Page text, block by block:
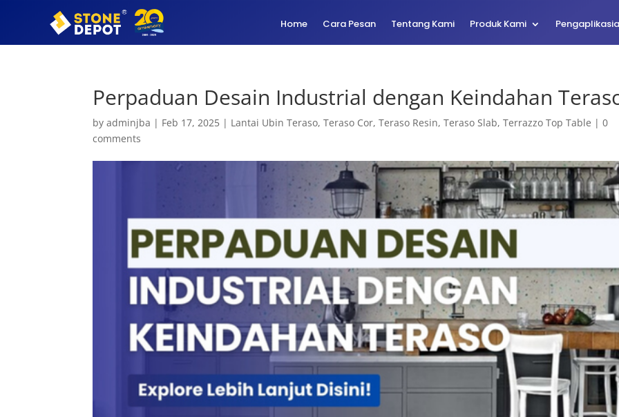
Home Cara Pesan Tentang Kami Produk Kami
Perpaduan Desain Industrial dengan Keindahan
byadminjba | Feb 17, 2025 | Lantai Ubin Teraso,Teraso Cor,Teraso Resin,Teraso Slab,Terrazzo Top Table |0
comments